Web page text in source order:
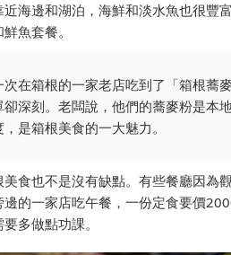
近海邊和湖泊，海鮮和淡水魚也很豐
魚套餐。
次在箱根的一家老店吃到了「箱根
卻深刻。老闆說，他們的蕎麥粉是本
是箱根美食的一大魅力。
美食也不是沒有缺點。有些餐廳因為
邊的一家店吃午餐，一份定食要價
多做點功課。